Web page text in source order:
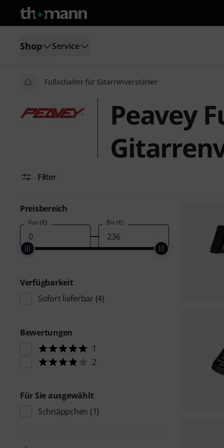
Shop Service
Fußschalter für Gitarrenverstärker
Peavey
Filter
Preisbereich
Von (€) Bis (€)
Verfügbarkeit
Sofort lieferbar (4)
Bewertungen
1
2
Für Sie ausgewählt
Schnäppchen (1)